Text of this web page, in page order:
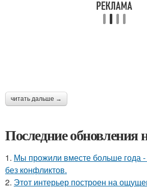
читать дальше →
Последние обновления
1. Мы прожили вместе больше года -
без конфликтов.
2. Этот интерьер построен на